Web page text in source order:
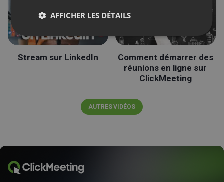
Stream sur LinkedIn
Comment démarrer des
réunions en ligne sur
ClickMeeting
AUTRES VIDÉOS
AFFICHER LES DÉTAILS